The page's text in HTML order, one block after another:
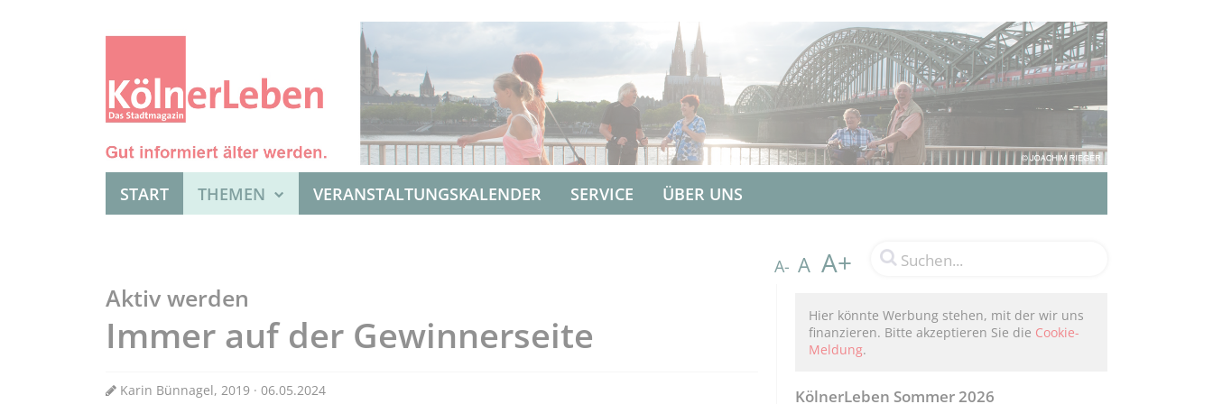
START THEMEN VERANSTALTUNGSKALENDER SERVICE ÜBER UNS
A- A A+
Aktiv werden
Immer auf der Gewinnerseite
Karin Bünnagel, 2019 · 06.05.2024
Hier könnte Werbung stehen, mit der wir uns
finanzieren. Bitte akzeptieren Sie die Cookie-
Meldung.
KölnerLeben Sommer 2026